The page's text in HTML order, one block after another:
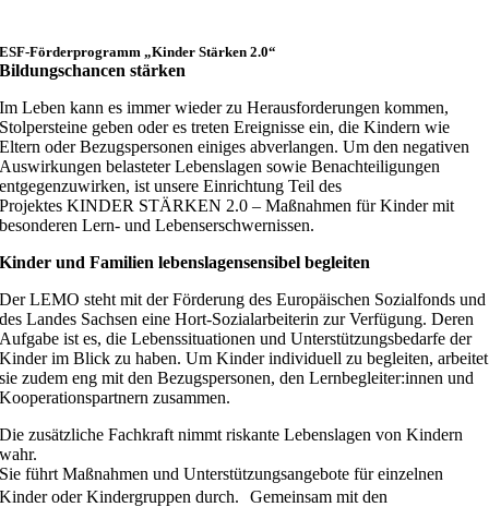
ESF-Förderprogramm „Kinder Stärken 2.0“
Bildungschancen stärken
Im Leben kann es immer wieder zu Herausforderungen kommen,
Stolpersteine geben oder es treten Ereignisse ein, die Kindern wie
Eltern oder Bezugspersonen einiges abverlangen. Um den negativen
Auswirkungen belasteter Lebenslagen sowie Benachteiligungen
entgegenzuwirken, ist unsere Einrichtung Teil des
Projektes KINDER STÄRKEN 2.0 – Maßnahmen für Kinder mit
besonderen Lern- und Lebenserschwernissen.
Kinder und Familien lebenslagensensibel begleiten
Der LEMO steht mit der Förderung des Europäischen Sozialfonds und
des Landes Sachsen eine Hort-Sozialarbeiterin zur Verfügung. Deren
Aufgabe ist es, die Lebenssituationen und Unterstützungsbedarfe der
Kinder im Blick zu haben. Um Kinder individuell zu begleiten, arbeitet
sie zudem eng mit den Bezugspersonen, den Lernbegleiter:innen und
Kooperationspartnern zusammen.
Die zusätzliche Fachkraft nimmt riskante Lebenslagen von Kindern
wahr.
Sie führt Maßnahmen und Unterstützungsangebote für einzelnen
Kinder oder Kindergruppen durch. Gemeinsam mit den